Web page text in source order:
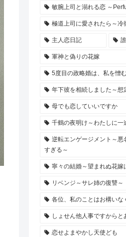
敏腕上司と溺れる恋 ～
極道上司に愛されたら～冷
主人恋日記
軍神と偽りの花嫁
5度目の政略婚は、私を憎
年下彼を相続しました～想
母でも恋していいですか
千鶴の夜明け～わたしに一
逆転エンゲージメント～
すぎる～
寧々の結婚～望まれぬ花嫁
リベンジ～サレ姉の復讐～
各位、私のことはお構いな
しょせん他人事ですから
恋せよまやかし天使ども